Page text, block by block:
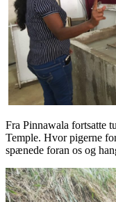
Fra Pinnawala fortsatte
Temple. Hvor pigerne
spænede foran os og